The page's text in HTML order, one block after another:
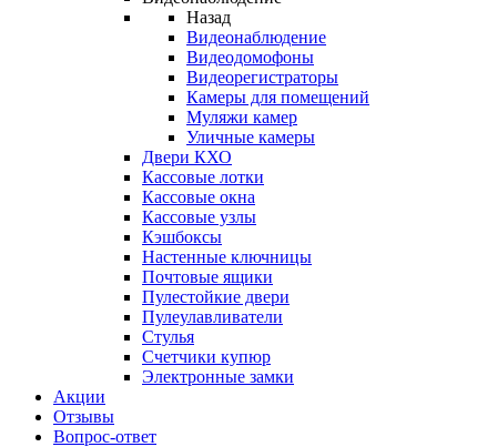
Назад
Видеонаблюдение
Видеодомофоны
Видеорегистраторы
Камеры для помещений
Муляжи камер
Уличные камеры
Двери КХО
Кассовые лотки
Кассовые окна
Кассовые узлы
Кэшбоксы
Настенные ключницы
Почтовые ящики
Пулестойкие двери
Пулеулавливатели
Стулья
Счетчики купюр
Электронные замки
Акции
Отзывы
Вопрос-ответ